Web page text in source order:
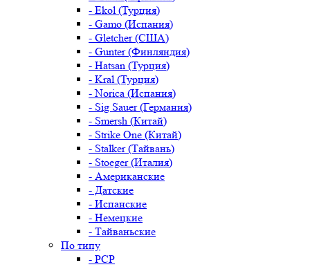
- Ekol (Турция)
- Gamo (Испания)
- Gletcher (США)
- Gunter (Финляндия)
- Hatsan (Турция)
- Kral (Турция)
- Norica (Испания)
- Sig Sauer (Германия)
- Smersh (Китай)
- Strike One (Китай)
- Stalker (Тайвань)
- Stoeger (Италия)
- Американские
- Датские
- Испанские
- Немецкие
- Тайваньские
По типу
- PCP